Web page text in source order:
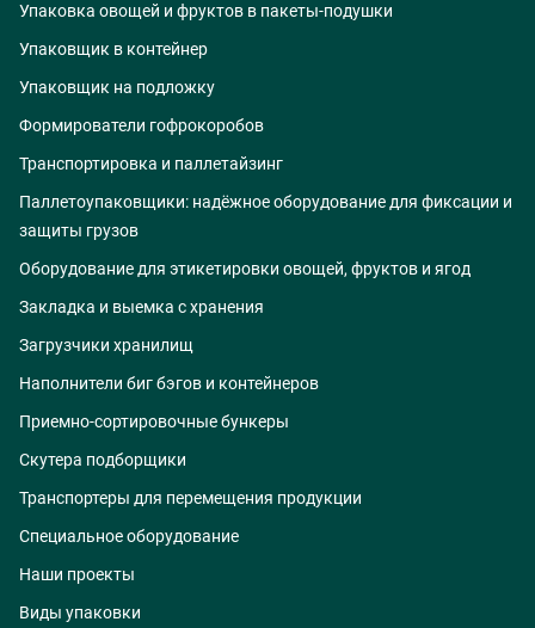
Упаковка овощей и фруктов в пакеты-подушки
Упаковщик в контейнер
Упаковщик на подложку
Формирователи гофрокоробов
Транспортировка и паллетайзинг
Паллетоупаковщики: надёжное оборудование для фиксации и
защиты грузов
Оборудование для этикетировки овощей, фруктов и ягод
Закладка и выемка с хранения
Загрузчики хранилищ
Наполнители биг бэгов и контейнеров
Приемно-сортировочные бункеры
Скутера подборщики
Транспортеры для перемещения продукции
Специальное оборудование
Наши проекты
Виды упаковки